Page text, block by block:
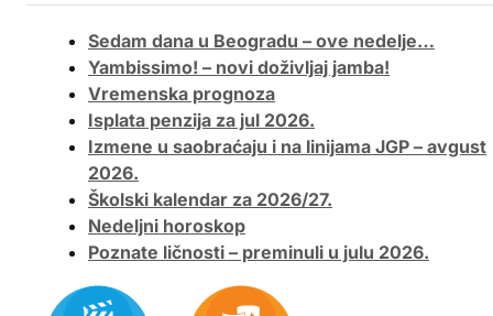
Sedam dana u Beogradu – ove nedelje…
Yambissimo! – novi doživljaj jamba!
Vremenska prognoza
Isplata penzija za jul 2026.
Izmene u saobraćaju i na linijama JGP – avgust
2026.
Školski kalendar za 2026/27.
Nedeljni horoskop
Poznate ličnosti – preminuli u julu 2026.